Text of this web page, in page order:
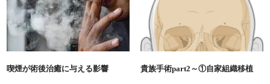
喫煙が術後治癒に与える影響 貴族手術part2～①自家組織移植